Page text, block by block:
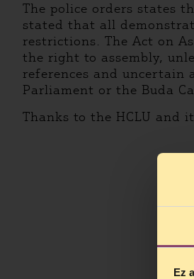
Ez
The police orders states
stated that all
restrictions. The Act on
the right to assembly,
references and
Parliament or the Buda
Thanks to the HCLU and